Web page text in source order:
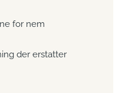
for nem
der erstatter